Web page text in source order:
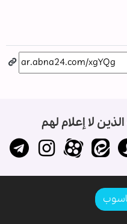
لا إعلام لهم